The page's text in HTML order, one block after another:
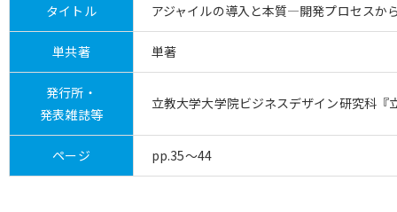
タイトル アジャイルの導入と本質―開発プロセスか
単共著 単著
発行所・
発表雑誌等
立教大学大学院ビジネスデザイン研究科『
ページ pp.35～44